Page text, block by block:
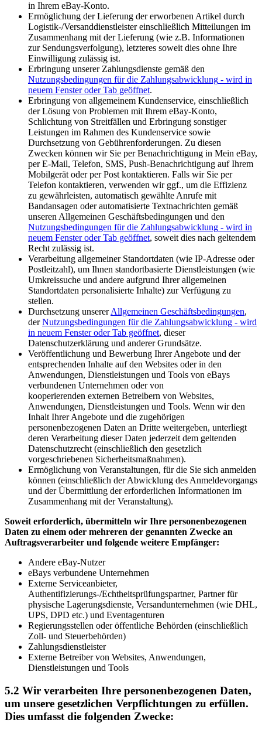
in Ihrem eBay-Konto.
Ermöglichung der Lieferung der erworbenen Artikel durch
Logistik-/Versanddienstleister einschließlich Mitteilungen im
Zusammenhang mit der Lieferung (wie z.B. Informationen
zur Sendungsverfolgung), letzteres soweit dies ohne Ihre
Einwilligung zulässig ist.
Erbringung unserer Zahlungsdienste gemäß den
Nutzungsbedingungen für die Zahlungsabwicklung - wird in
neuem Fenster oder Tab geöffnet.
Erbringung von allgemeinem Kundenservice, einschließlich
der Lösung von Problemen mit Ihrem eBay-Konto,
Schlichtung von Streitfällen und Erbringung sonstiger
Leistungen im Rahmen des Kundenservice sowie
Durchsetzung von Gebührenforderungen. Zu diesen
Zwecken können wir Sie per Benachrichtigung in Mein eBay,
per E-Mail, Telefon, SMS, Push-Benachrichtigung auf Ihrem
Mobilgerät oder per Post kontaktieren. Falls wir Sie per
Telefon kontaktieren, verwenden wir ggf., um die Effizienz
zu gewährleisten, automatisch gewählte Anrufe mit
Bandansagen oder automatisierte Textnachrichten gemäß
unseren Allgemeinen Geschäftsbedingungen und den
Nutzungsbedingungen für die Zahlungsabwicklung - wird in
neuem Fenster oder Tab geöffnet, soweit dies nach geltendem
Recht zulässig ist.
Verarbeitung allgemeiner Standortdaten (wie IP-Adresse oder
Postleitzahl), um Ihnen standortbasierte Dienstleistungen (wie
Umkreissuche und andere aufgrund Ihrer allgemeinen
Standortdaten personalisierte Inhalte) zur Verfügung zu
stellen.
Durchsetzung unsererAllgemeinen Geschäftsbedingungen,
derNutzungsbedingungen für die Zahlungsabwicklung - wird
in neuem Fenster oder Tab geöffnet, dieser
Datenschutzerklärung und anderer Grundsätze.
Veröffentlichung und Bewerbung Ihrer Angebote und der
entsprechenden Inhalte auf den Websites oder in den
Anwendungen, Dienstleistungen und Tools von eBays
verbundenen Unternehmen oder von
kooperierenden externen Betreibern von Websites,
Anwendungen, Dienstleistungen und Tools. Wenn wir den
Inhalt Ihrer Angebote und die zugehörigen
personenbezogenen Daten an Dritte weitergeben, unterliegt
deren Verarbeitung dieser Daten jederzeit dem geltenden
Datenschutzrecht (einschließlich den gesetzlich
vorgeschriebenen Sicherheitsmaßnahmen).
Ermöglichung von Veranstaltungen, für die Sie sich anmelden
können (einschließlich der Abwicklung des Anmeldevorgangs
und der Übermittlung der erforderlichen Informationen im
Zusammenhang mit der Veranstaltung).
Soweit erforderlich, übermitteln wir Ihre personenbezogenen
Daten zu einem oder mehreren der genannten Zwecke an
Auftragsverarbeiter und folgende weitere Empfänger:
Andere eBay-Nutzer
eBays verbundene Unternehmen
Externe Serviceanbieter,
Authentifizierungs-/Echtheitsprüfungspartner, Partner für
physische Lagerungsdienste, Versandunternehmen (wie DHL,
UPS, DPD etc.) und Eventagenturen
Regierungsstellen oder öffentliche Behörden (einschließlich
Zoll- und Steuerbehörden)
Zahlungsdienstleister
Externe Betreiber von Websites, Anwendungen,
Dienstleistungen und Tools
5.2 Wir verarbeiten Ihre personenbezogenen Daten,
um unsere gesetzlichen Verpflichtungen zu erfüllen.
Dies umfasst die folgenden Zwecke: